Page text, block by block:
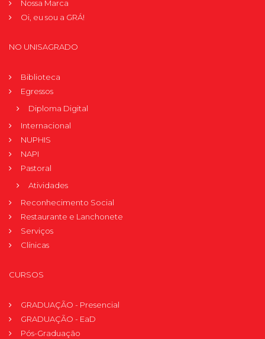
Nossa Marca
Oi, eu sou a GRÁ!
NO UNISAGRADO
Biblioteca
Egressos
Diploma Digital
Internacional
NUPHIS
NAPI
Pastoral
Atividades
Reconhecimento Social
Restaurante e Lanchonete
Serviços
Clínicas
CURSOS
GRADUAÇÃO - Presencial
GRADUAÇÃO - EaD
Pós-Graduação